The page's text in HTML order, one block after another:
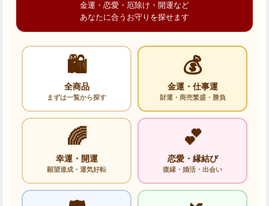
金運・恋愛・厄除け・開運など
あなたに合うお守りを探せます
🛍️
全商品
まずは一覧から探す
💰
金運・仕事運
財運・商売繁盛・勝負
🌈
幸運・開運
願望達成・運気好転
💕
恋愛・縁結び
復縁・婚活・出会い